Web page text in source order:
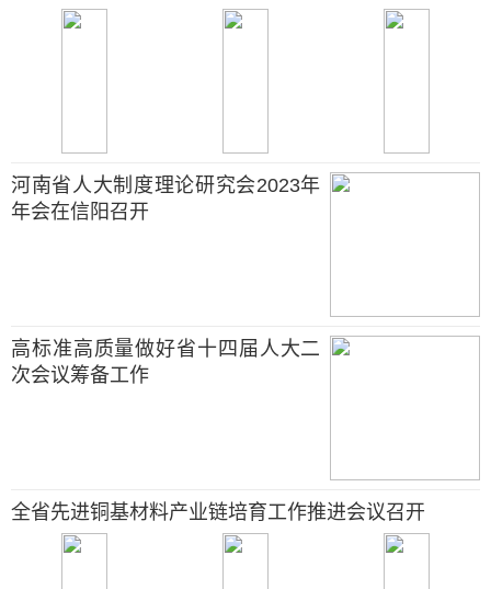
河南省人大制度理论研究会2023年
年会在信阳召开
高标准高质量做好省十四届人大二
次会议筹备工作
全省先进铜基材料产业链培育工作推进会议召开